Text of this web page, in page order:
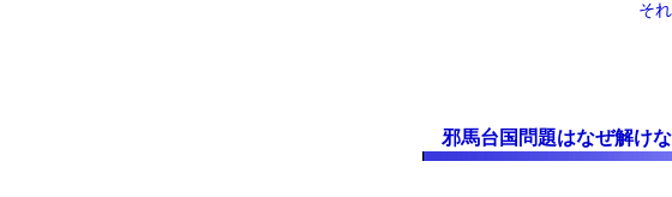
そ
邪馬台国問題はなぜ解けな